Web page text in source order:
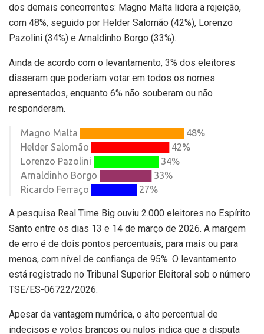
dos demais concorrentes: Magno Malta lidera a rejeição,
com 48%, seguido por Helder Salomão (42%), Lorenzo
Pazolini (34%) e Arnaldinho Borgo (33%).
Ainda de acordo com o levantamento, 3% dos eleitores
disseram que poderiam votar em todos os nomes
apresentados, enquanto 6% não souberam ou não
responderam.
Magno Malta
48%
Helder Salomão
42%
Lorenzo Pazolini
34%
Arnaldinho Borgo
33%
Ricardo Ferraço
27%
A pesquisa Real Time Big ouviu 2.000 eleitores no Espírito
Santo entre os dias 13 e 14 de março de 2026. A margem
de erro é de dois pontos percentuais, para mais ou para
menos, com nível de confiança de 95%. O levantamento
está registrado no Tribunal Superior Eleitoral sob o número
TSE/ES-06722/2026.
Apesar da vantagem numérica, o alto percentual de
indecisos e votos brancos ou nulos indica que a disputa